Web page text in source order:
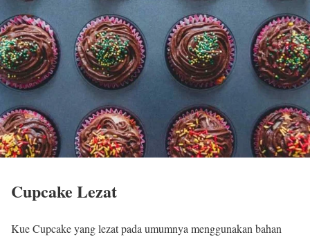
Cupcake Lezat
Kue Cupcake yang lezat pada umumnya menggunakan bahan